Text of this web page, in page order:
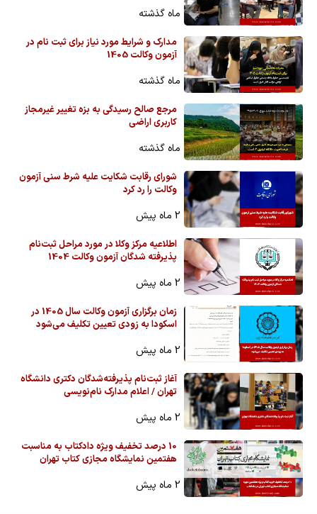
ماه گذشته
مدارک و شرایط مورد نیاز برای ثبت نام در
آزمون وکالت 1405
ماه گذشته
مرجع صالح رسیدگی به بزه تغییر غیرمجاز
کاربری اراضی
ماه گذشته
شورای رقابت شکایت علیه شرط سنی آزمون
وکالت را رد کرد
2 ماه پیش
اطلاعیه مرکز وکلا در مورد مراحل ثبت‌نام
پذیرفته شدگان آزمون وکالت 1404
2 ماه پیش
زمان برگزاری آزمون وکالت سال 1405 در
اسکودا به زودی تعیین تکلیف می‌شود
2 ماه پیش
آغاز ثبت‌نام پذیرفته‌شدگان دکتری دانشگاه
تهران / اعلام مدارک نام‌نویسی
2 ماه پیش
10 درصد تخفیف ویژه دادکتاب به مناسبت
هفتمین نمایشگاه مجازی کتاب تهران
2 ماه پیش